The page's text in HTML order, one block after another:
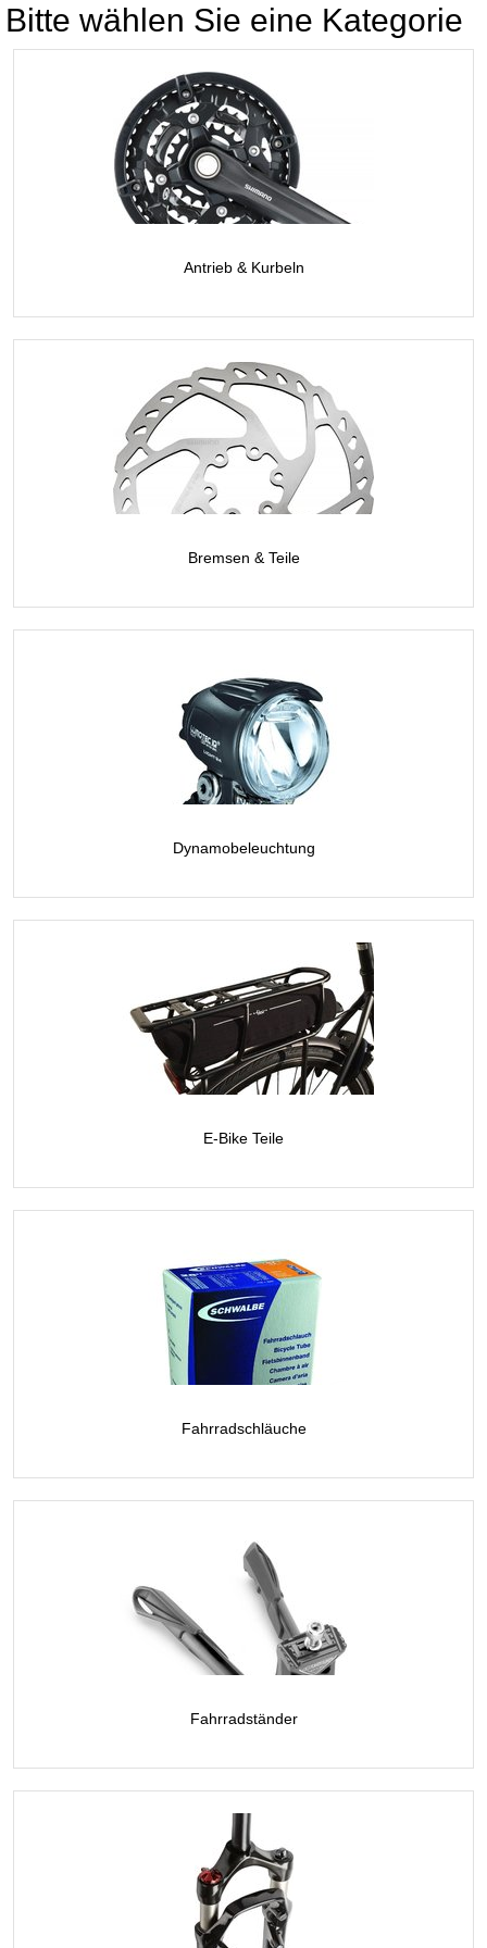
Bitte wählen Sie eine Kategorie
Antrieb & Kurbeln
Bremsen & Teile
Dynamobeleuchtung
E-Bike Teile
Fahrradschläuche
Fahrradständer